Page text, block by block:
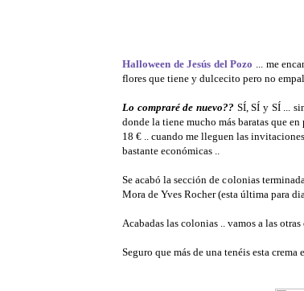
Halloween de Jesús del Pozo ... me
flores que tiene y dulcecito pero no
Lo compraré de nuevo?? SÍ, SÍ y SÍ ...
donde la tiene mucho más baratas que
18 € .. cuando me lleguen las
bastante económicas ..
Se acabó la sección de colonias
Mora de Yves Rocher (esta última para
Acabadas las colonias .. vamos a las
Seguro que más de una tenéis esta crema